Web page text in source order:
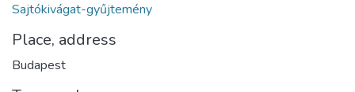
Sajtókivágat-gyűjtemény
Place, address
Budapest